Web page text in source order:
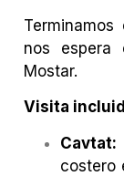
nos espera
Mostar.
Visita
Cavtat:
costero